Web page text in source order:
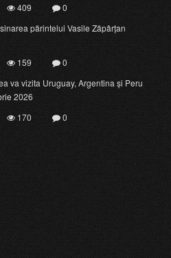
409
0
părintelui Vasile Zăpârțan
159
0
va vizita Uruguay, Argentina și Peru
2026
170 0